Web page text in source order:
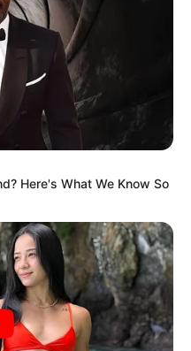
Google
στα αποτελέσματα
Here's What We Know So